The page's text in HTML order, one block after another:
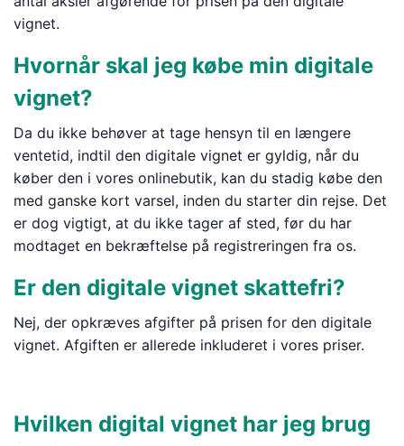
vignet.
Hvornår skal jeg købe min digitale
vignet?
Da du ikke behøver at tage hensyn til en længere
ventetid, indtil den digitale vignet er gyldig, når du
køber den i vores onlinebutik, kan du stadig købe den
med ganske kort varsel, inden du starter din rejse. Det
er dog vigtigt, at du ikke tager af sted, før du har
modtaget en bekræftelse på registreringen fra os.
Er den digitale vignet skattefri?
Nej, der opkræves afgifter på prisen for den digitale
vignet. Afgiften er allerede inkluderet i vores priser.
Hvilken digital vignet har jeg brug